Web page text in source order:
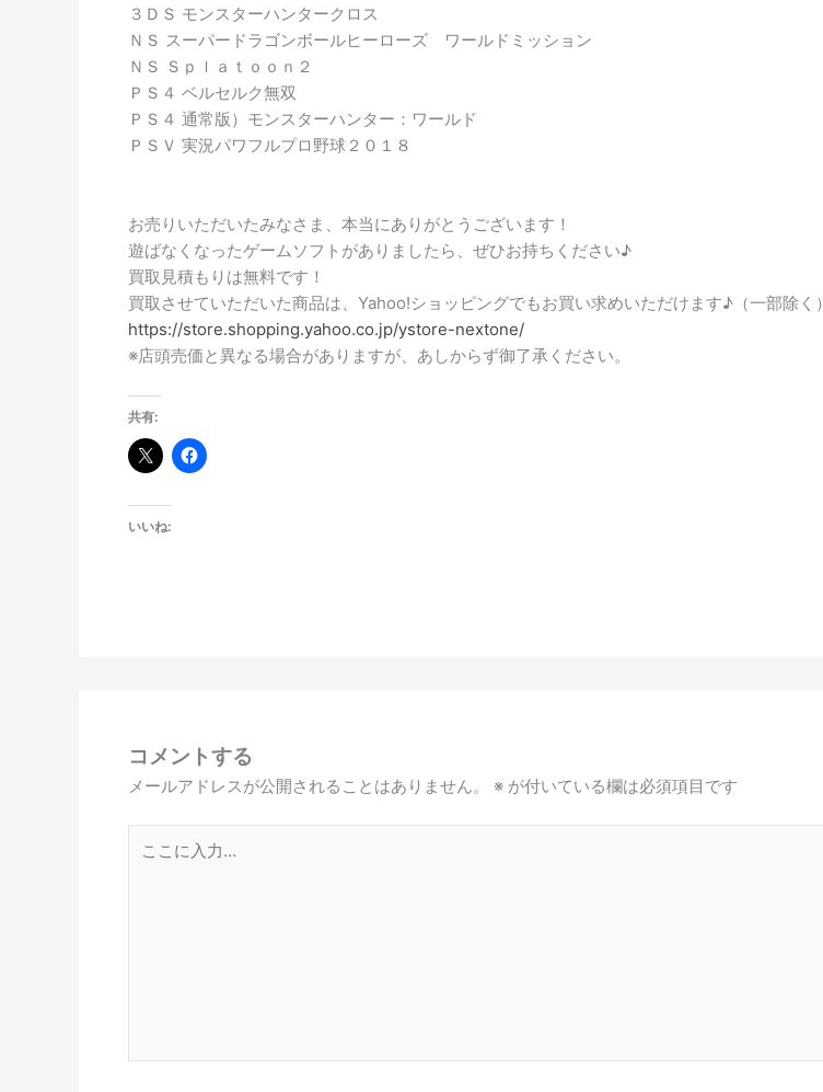
３ＤＳ モンスターハンタークロス
ＮＳ スーパードラゴンボールヒーローズ ワールドミッション
ＮＳ Ｓｐｌａｔｏｏｎ２
ＰＳ４ ベルセルク無双
ＰＳ４ 通常版）モンスターハンター：ワールド
ＰＳＶ 実況パワフルプロ野球２０１８
お売りいただいたみなさま、本当にありがとうございます！
遊ばなくなったゲームソフトがありましたら、ぜひお持ちください♪
買取見積もりは無料です！
買取させていただいた商品は、Yahoo!ショッピングでもお買い求めいただけます♪（一部除く）
https://store.shopping.yahoo.co.jp/ystore-nextone/
※店頭売価と異なる場合がありますが、あしからず御了承ください。
共有:
いいね:
コメントする
メールアドレスが公開されることはありません。 ※ が付いている欄は必須項目です